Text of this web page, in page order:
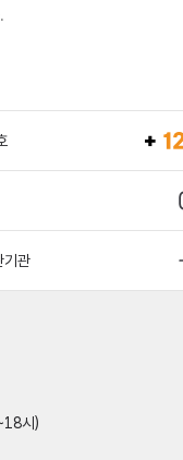
기관
시)